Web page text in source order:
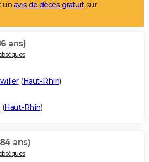
un avis de décès gratuitsur
ans)
(Haut-Rhin)
(Haut-Rhin)
ans)